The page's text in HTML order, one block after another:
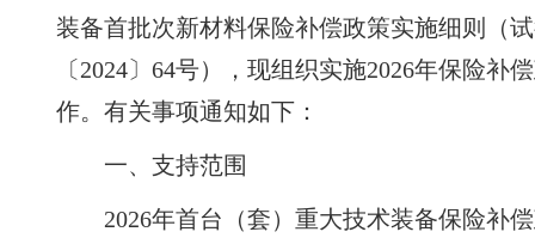
装备首批次新材料保险补偿政策实施细则（
〔2024〕64号），现组织实施2026年保险补
作。有关事项通知如下：
一、支持范围
2026年首台（套）重大技术装备保险补